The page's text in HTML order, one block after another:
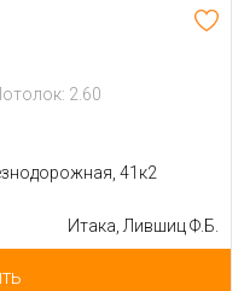
2.60
41к2
Итака, Лившиц Ф.Б.